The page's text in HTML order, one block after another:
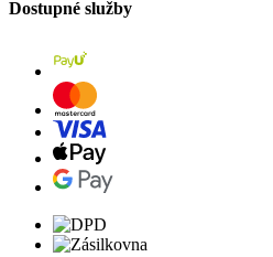
Dostupné služby